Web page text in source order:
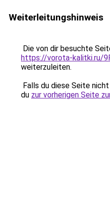
Weiterleitungshinweis
Die von dir besuchte
https://vorota-kalitki.ru/
weiterzuleiten.
Falls du diese Seite
du zur vorherigen Seite